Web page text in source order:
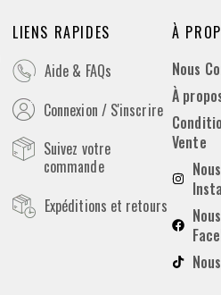
LIENS RAPIDES
Aide & FAQs
Connexion / S'inscrire
Suivez votre
commande
Expéditions et retours
À
Nous
À
Vente